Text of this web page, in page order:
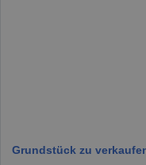
Grundstück zu